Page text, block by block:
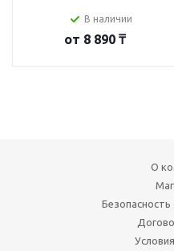
В наличии
от 8 890 ₸
О